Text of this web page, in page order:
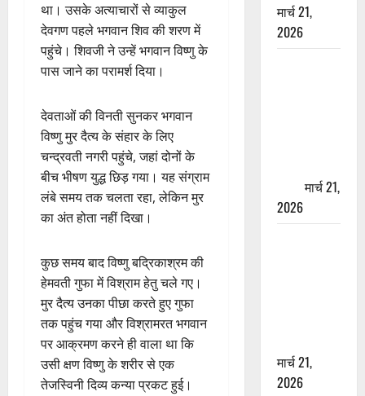
था। उसके अत्याचारों से व्याकुल
देवगण पहले भगवान शिव की शरण में
पहुंचे। शिवजी ने उन्हें भगवान विष्णु के
पास जाने का परामर्श दिया।
देवताओं की विनती सुनकर भगवान
विष्णु मुर दैत्य के संहार के लिए
चन्द्रवती नगरी पहुंचे, जहां दोनों के
बीच भीषण युद्ध छिड़ गया। यह संग्राम
लंबे समय तक चलता रहा, लेकिन मुर
का अंत होता नहीं दिखा।
कुछ समय बाद विष्णु बद्रिकाश्रम की
हेमवती गुफा में विश्राम हेतु चले गए।
मुर दैत्य उनका पीछा करते हुए गुफा
तक पहुंच गया और विश्रामरत भगवान
पर आक्रमण करने ही वाला था कि
उसी क्षण विष्णु के शरीर से एक
तेजस्विनी दिव्य कन्या प्रकट हुई।
मार्च 21,
2026
मार्च 21,
2026
मार्च 21,
2026